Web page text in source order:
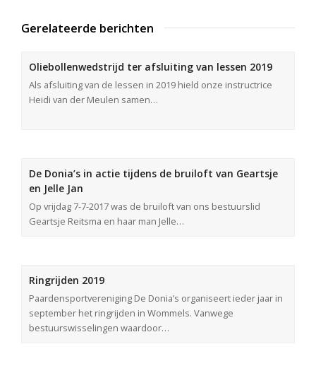
Gerelateerde berichten
Oliebollenwedstrijd ter afsluiting van lessen 2019
Als afsluiting van de lessen in 2019 hield onze instructrice
Heidi van der Meulen samen…
De Donia’s in actie tijdens de bruiloft van Geartsje
en Jelle Jan
Op vrijdag 7-7-2017 was de bruiloft van ons bestuurslid
Geartsje Reitsma en haar man Jelle…
Ringrijden 2019
Paardensportvereniging De Donia’s organiseert ieder jaar in
september het ringrijden in Wommels. Vanwege
bestuurswisselingen waardoor…